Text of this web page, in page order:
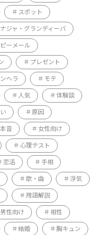
スポット
ナジャ・グランディーバ
ーメール
プレゼント
ンヘラ モテ
人気 体験談
原因
音 女性向け
心理テスト
恋活 手相
歌・曲 浮気
用語解説
男性向け 相性
結婚 胸キュン